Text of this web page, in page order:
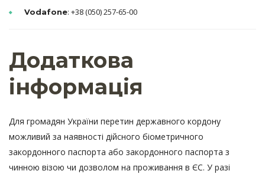
Vodafone: +38 (050) 257-65-00
Додаткова
інформація
Для громадян України перетин державного кордону
можливий за наявності дійсного біометричного
закордонного паспорта або закордонного паспорта з
чинною візою чи дозволом на проживання в ЄС. У разі